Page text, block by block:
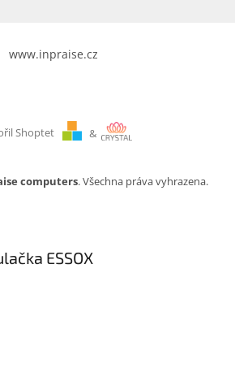
www.inpraise.cz
Shoptet &
computers. Všechna práva vyhrazena.
ESSOX